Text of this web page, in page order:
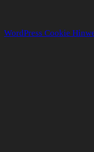
WordPress Cookie